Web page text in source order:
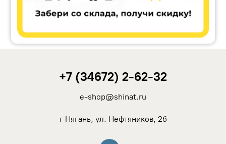
Tunga
+7 (34672) 2-62-32
e-shop@shinat.ru
г Нягань, ул. Нефтяников, 2б